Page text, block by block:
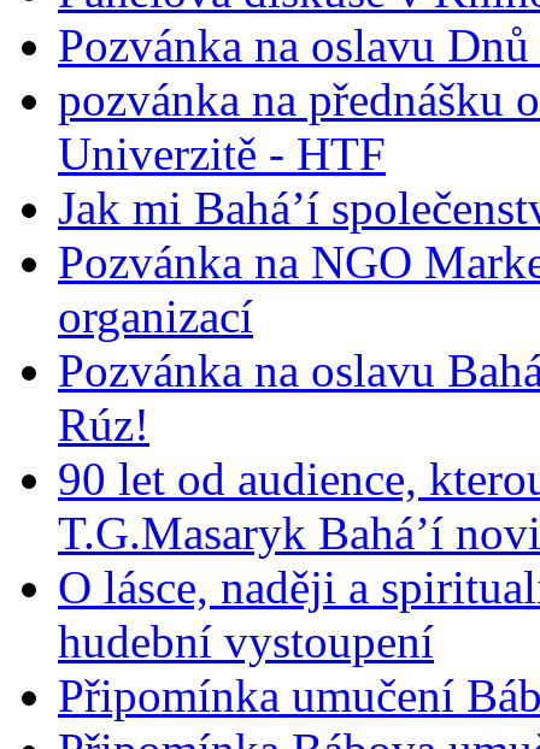
Pozvánka na oslavu
pozvánka na přednášku
Univerzitě - HTF
Jak mi Bahá’í
Pozvánka na NGO
organizací
Pozvánka na oslavu
Rúz!
90 let od audience,
T.G.Masaryk Bahá’í
O lásce, naději a
hudební vystoupení
Připomínka umučení